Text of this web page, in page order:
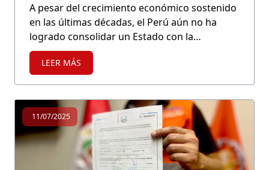
A pesar del crecimiento económico sostenido
en las últimas décadas, el Perú aún no ha
logrado consolidar un Estado con la
capacidad y legitimidad necesarias para
transformar ese progreso en desarrollo
LEER MÁS
11/07/2025